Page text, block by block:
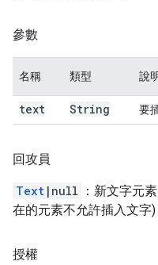
參數
名稱 類型 說
text String 要
回攻員
Text |null ：新文字元
在的元素不允許插入文字)
授權